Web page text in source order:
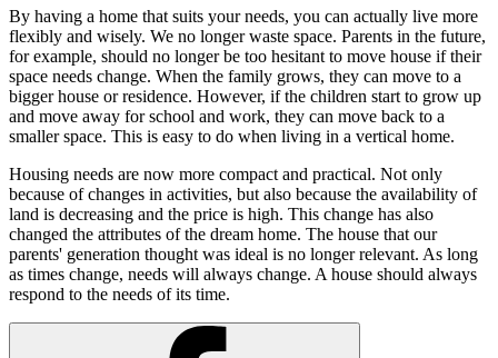
By having a home that suits your needs, you can actually live more
flexibly and wisely. We no longer waste space. Parents in the future,
for example, should no longer be too hesitant to move house if their
space needs change. When the family grows, they can move to a
bigger house or residence. However, if the children start to grow up
and move away for school and work, they can move back to a
smaller space. This is easy to do when living in a vertical home.
Housing needs are now more compact and practical. Not only
because of changes in activities, but also because the availability of
land is decreasing and the price is high. This change has also
changed the attributes of the dream home. The house that our
parents' generation thought was ideal is no longer relevant. As long
as times change, needs will always change. A house should always
respond to the needs of its time.